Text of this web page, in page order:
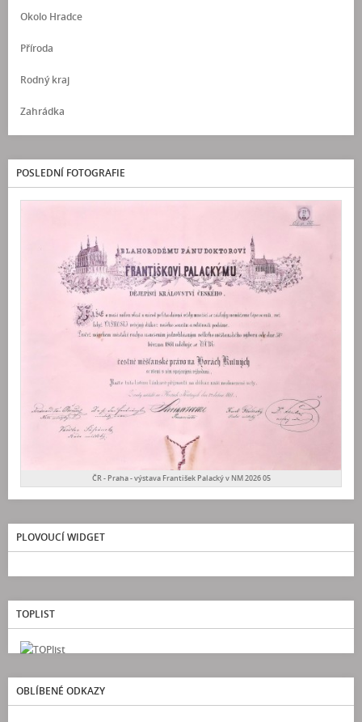
Okolo Hradce
Příroda
Rodný kraj
Zahrádka
POSLEDNÍ FOTOGRAFIE
ČR - Praha - výstava František Palacký v NM 2026 05
PLOVOUCÍ WIDGET
TOPLIST
OBLÍBENÉ ODKAZY